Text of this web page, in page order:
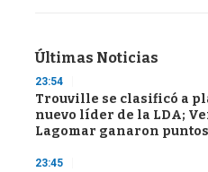
Últimas Noticias
23:54
Trouville se clasificó a
nuevo líder de la LDA;
Lagomar ganaron
23:45